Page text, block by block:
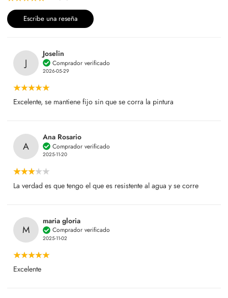
Escribe una reseña
J
Joselin
Comprador verificado
2026-05-29
Excelente, se mantiene fijo sin que se corra la pintura
A
Ana Rosario
Comprador verificado
2025-11-20
La verdad es que tengo el que es resistente al agua y se corre
M
maria gloria
Comprador verificado
2025-11-02
Excelente